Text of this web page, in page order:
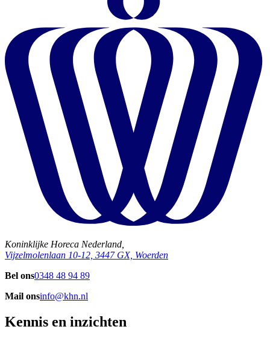
Koninklijke Horeca Nederland,
Vijzelmolenlaan 10-12, 3447 GX, Woerden
Bel ons0348 48 94 89
Mail onsinfo@khn.nl
Kennis en inzichten